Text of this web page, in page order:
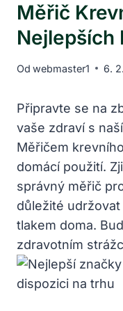
Měřič
Nejlepších
Od webmaster1 6.
Připravte se na
vaše zdraví s
Měřičem
domácí použití.
správný měřič
důležité
tlakem doma.
zdravotním